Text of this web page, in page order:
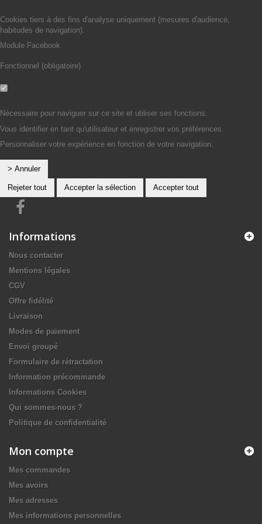
Cookies tiers à des fins d'analyse uniquement (mesures d'audience,
habitudes de navigation).
Module Facebook
Fonctionnel (obligatoire)
Nécessaire pour naviguer sur ce site et utiliser ses fonctions.
Vous identifier en tant qu'utilisateur et enregistrer vos préférences.
Personnaliser votre expérience en fonction de votre navigation.
> Annuler
Rejeter tout Accepter la sélection Accepter tout
Informations
Nous contacter
Mentions légales
CGV
Offre fidélité
Livraison
Modes de paiement
Envoi groupé
Formulaire de rétractation
Information précommande
Informations Cookies
Qui sommes-nous ?
Politique de confidentialité
Mon compte
Mes commandes
Mes avoirs
Mes adresses
Mes informations personnelles